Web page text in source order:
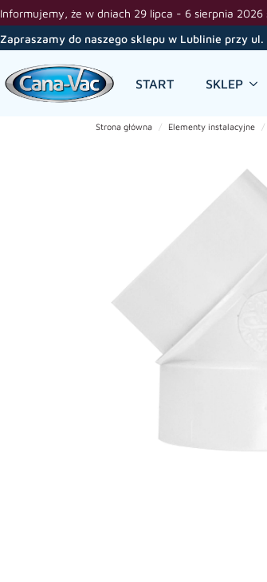
Informujemy, że w dniach 29 lipca - 6 sierpnia
Zapraszamy do naszego sklepu w Lublinie przy ul.
START SKLEP
Strona główna Elementy instalacyjne